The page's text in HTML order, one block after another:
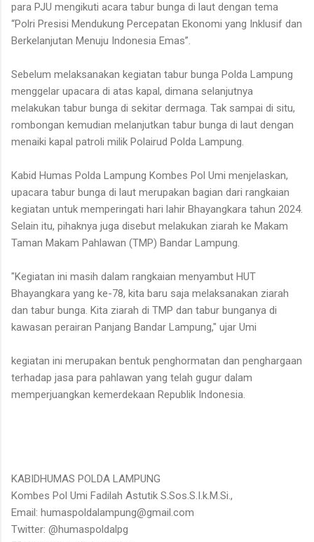
para PJU mengikuti acara tabur bunga di laut dengan tema
“Polri Presisi Mendukung Percepatan Ekonomi yang Inklusif dan
Berkelanjutan Menuju Indonesia Emas”.
Sebelum melaksanakan kegiatan tabur bunga Polda Lampung
menggelar upacara di atas kapal, dimana selanjutnya
melakukan tabur bunga di sekitar dermaga. Tak sampai di situ,
rombongan kemudian melanjutkan tabur bunga di laut dengan
menaiki kapal patroli milik Polairud Polda Lampung.
Kabid Humas Polda Lampung Kombes Pol Umi menjelaskan,
upacara tabur bunga di laut merupakan bagian dari rangkaian
kegiatan untuk memperingati hari lahir Bhayangkara tahun 2024.
Selain itu, pihaknya juga disebut melakukan ziarah ke Makam
Taman Makam Pahlawan (TMP) Bandar Lampung.
"Kegiatan ini masih dalam rangkaian menyambut HUT
Bhayangkara yang ke-78, kita baru saja melaksanakan ziarah
dan tabur bunga. Kita ziarah di TMP dan tabur bunganya di
kawasan perairan Panjang Bandar Lampung," ujar Umi
kegiatan ini merupakan bentuk penghormatan dan penghargaan
terhadap jasa para pahlawan yang telah gugur dalam
memperjuangkan kemerdekaan Republik Indonesia.
KABIDHUMAS POLDA LAMPUNG
Kombes Pol Umi Fadilah Astutik S.Sos.S.I.k.M.Si.,
Email: humaspoldalampung@gmail.com
Twitter: @humaspoldalpg